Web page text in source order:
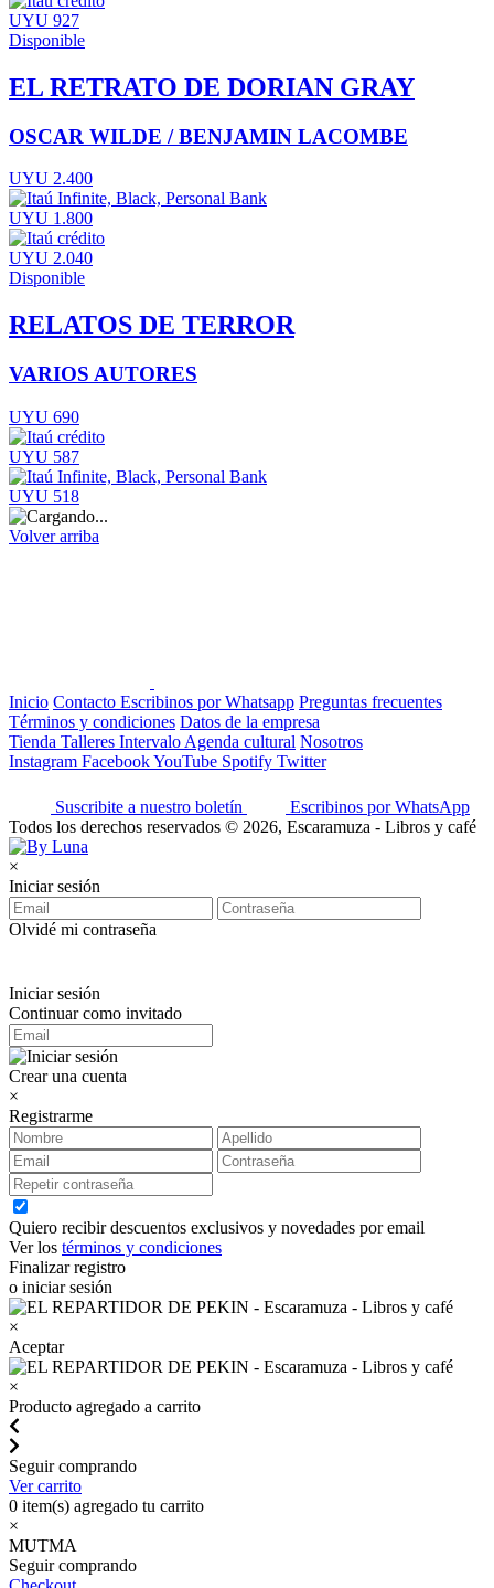
UYU 927
Disponible
EL RETRATO DE DORIAN GRAY
OSCAR WILDE / BENJAMIN LACOMBE
UYU 2.400
UYU 1.800
UYU 2.040
Disponible
RELATOS DE TERROR
VARIOS AUTORES
UYU 690
UYU 587
UYU 518
Volver arriba
Inicio Contacto Escribinos por Whatsapp Preguntas frecuentes
Términos y condiciones Datos de la empresa
Tienda Talleres Intervalo Agenda cultural Nosotros
Instagram FacebookYouTube Spotify Twitter
Suscribite a nuestro boletín
Escribinos por WhatsApp
Todos los derechos reservados © 2026, Escaramuza - Libros y café
×
Iniciar sesión
Olvidé mi contraseña
Iniciar sesión
Continuar como invitado
Crear una cuenta
×
Registrarme
Quiero recibir descuentos exclusivos y novedades por email
Ver los términos y condiciones
Finalizar registro
o iniciar sesión
×
Aceptar
×
Producto agregado a carrito
Seguir comprando
Ver carrito
0 item(s) agregado tu carrito
×
MUTMA
Seguir comprando